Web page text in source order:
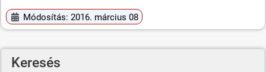
Módosítás: 2016. március 08
Keresés